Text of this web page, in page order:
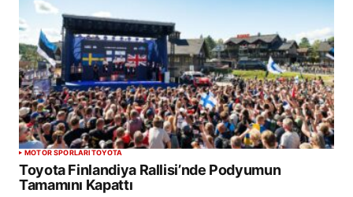
MOTOR SPORLARITOYOTA
Toyota Finlandiya Rallisi’nde Podyumun
Tamamını Kapattı